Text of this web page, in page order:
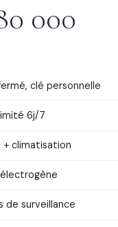
000
clé personnelle
6j/7
climatisation
de surveillance